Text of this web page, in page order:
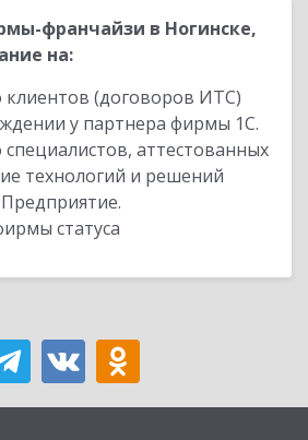
франчайзи в Ногинске,
на:
клиентов (договоров ИТС)
у партнера фирмы 1С.
специалистов, аттестованных
технологий и решений
статуса